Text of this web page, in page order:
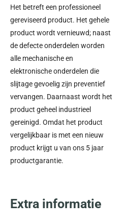
Het betreft een professioneel
gereviseerd product. Het gehele
product wordt vernieuwd; naast
de defecte onderdelen worden
alle mechanische en
elektronische onderdelen die
slijtage gevoelig zijn preventief
vervangen. Daarnaast wordt het
product geheel industrieel
gereinigd. Omdat het product
vergelijkbaar is met een nieuw
product krijgt u van ons 5 jaar
productgarantie.
Extra informatie